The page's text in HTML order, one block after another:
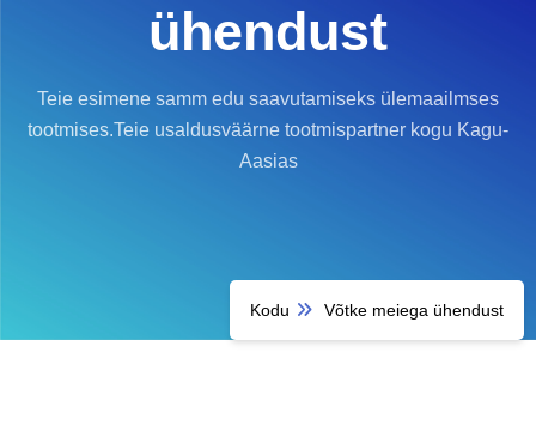
ühendust
Teie esimene samm edu saavutamiseks ülemaailmses
tootmises.Teie usaldusväärne tootmispartner kogu Kagu-
Aasias
Kodu Võtke meiega ühendust